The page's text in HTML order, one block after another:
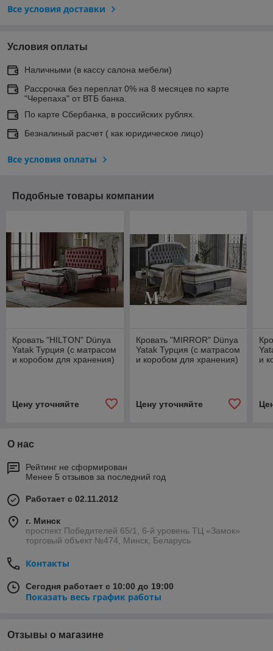
Все условия доставки
Условия оплаты
Наличными (в кассу салона мебели)
Рассрочка без переплат 0% на 8 месяцев по карте
"Черепаха" от ВТБ банка.
По карте Сбербанка, в российских рублях.
Безналиный расчет ( как юридическое лицо)
Все условия оплаты
Подобные товары компании
Кровать "HILTON" Dünya
Yatak Турция (с матрасом
и коробом для хранения)
Цену уточняйте
Кровать "MIRROR" Dünya
Yatak Турция (с матрасом
и коробом для хранения)
Цену уточняйте
и
О нас
Рейтинг не сформирован
Менее 5 отзывов за последний год
Работает с 02.11.2012
г. Минск
проспект Победителей 65/1, 6-й уровень ТЦ «Замок»
торговый объект №474, Минск, Беларусь
Контакты
Сегодня работает с 10:00 до 19:00
Показать весь график работы
Отзывы о магазине